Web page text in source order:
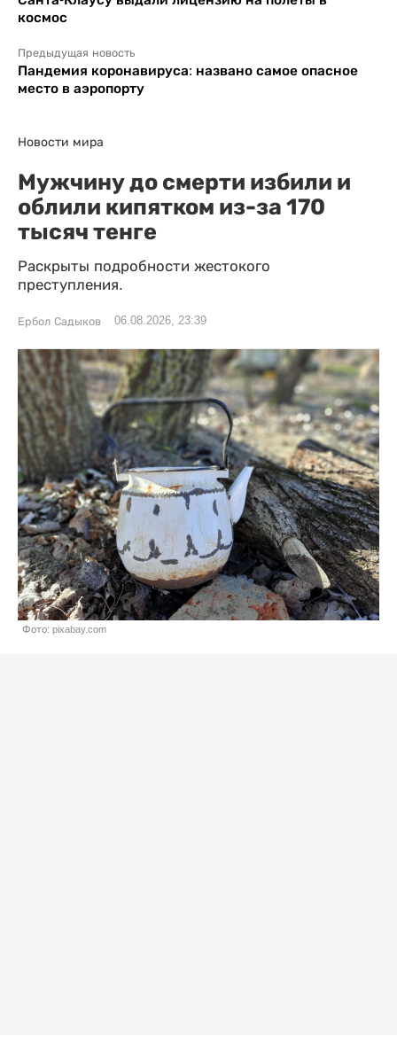
космос
Предыдущая новость
Пандемия коронавируса: названо самое опасное
место в аэропорту
Новости мира
Мужчину до смерти избили и
облили кипятком из-за 170
тысяч тенге
Раскрыты подробности жестокого
преступления.
Ербол Садыков 06.08.2026, 23:39
Фото: pixabay.com